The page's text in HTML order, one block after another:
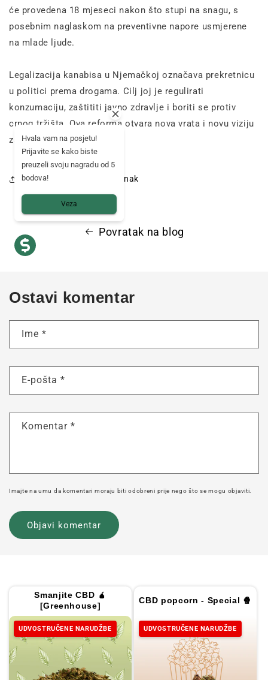
će provedena 18 mjeseci nakon što stupi na snagu, s
posebnim naglaskom na preventivne napore usmjerene
na mlade ljude.
Legalizacija kanabisa u Njemačkoj označava prekretnicu
u politici prema drogama. Cilj joj je regulirati
konzumaciju, zaštititi javno zdravlje i boriti se protiv
crnog tržišta. Ova reforma otvara nova vrata i novu viziju
za kanabis.
Zajednički koristi ovaj članak
Povratak na blog
Ostavi komentar
Ime *
E-pošta *
Komentar *
Imajte na umu da komentari moraju biti odobreni prije nego što se mogu objaviti.
Smanjite CBD 🧉
[Greenhouse]
UDVOSTRUČENE NARUDŽBE
CBD popcorn - Special 🍿
UDVOSTRUČENE NARUDŽBE
Hvala vam na posjetu!
Prijavite se kako biste
preuzeli svoju nagradu od 5
bodova!
Veza